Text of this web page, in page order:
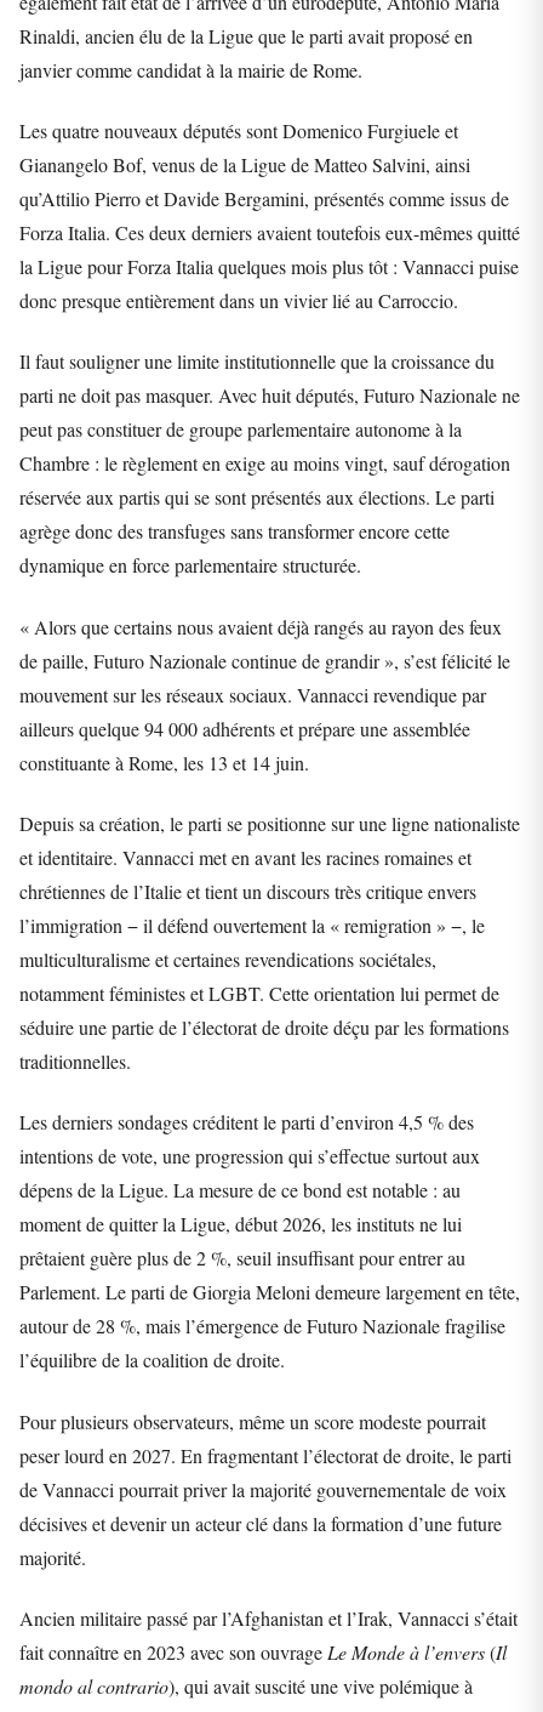
Rinaldi, ancien élu de la Ligue que le parti avait proposé en
janvier comme candidat à la mairie de Rome.
Les quatre nouveaux députés sont Domenico Furgiuele et
Gianangelo Bof, venus de la Ligue de Matteo Salvini, ainsi
qu’Attilio Pierro et Davide Bergamini, présentés comme issus de
Forza Italia. Ces deux derniers avaient toutefois eux-mêmes quitté
la Ligue pour Forza Italia quelques mois plus tôt : Vannacci puise
donc presque entièrement dans un vivier lié au Carroccio.
Il faut souligner une limite institutionnelle que la croissance du
parti ne doit pas masquer. Avec huit députés, Futuro Nazionale ne
peut pas constituer de groupe parlementaire autonome à la
Chambre : le règlement en exige au moins vingt, sauf dérogation
réservée aux partis qui se sont présentés aux élections. Le parti
agrège donc des transfuges sans transformer encore cette
dynamique en force parlementaire structurée.
« Alors que certains nous avaient déjà rangés au rayon des feux
de paille, Futuro Nazionale continue de grandir », s’est félicité le
mouvement sur les réseaux sociaux. Vannacci revendique par
ailleurs quelque 94 000 adhérents et prépare une assemblée
constituante à Rome, les 13 et 14 juin.
Depuis sa création, le parti se positionne sur une ligne nationaliste
et identitaire. Vannacci met en avant les racines romaines et
chrétiennes de l’Italie et tient un discours très critique envers
l’immigration − il défend ouvertement la « remigration » −, le
multiculturalisme et certaines revendications sociétales,
notamment féministes et LGBT. Cette orientation lui permet de
séduire une partie de l’électorat de droite déçu par les formations
traditionnelles.
Les derniers sondages créditent le parti d’environ 4,5 % des
intentions de vote, une progression qui s’effectue surtout aux
dépens de la Ligue. La mesure de ce bond est notable : au
moment de quitter la Ligue, début 2026, les instituts ne lui
prêtaient guère plus de 2 %, seuil insuffisant pour entrer au
Parlement. Le parti de Giorgia Meloni demeure largement en tête,
autour de 28 %, mais l’émergence de Futuro Nazionale fragilise
l’équilibre de la coalition de droite.
Pour plusieurs observateurs, même un score modeste pourrait
peser lourd en 2027. En fragmentant l’électorat de droite, le parti
de Vannacci pourrait priver la majorité gouvernementale de voix
décisives et devenir un acteur clé dans la formation d’une future
majorité.
Ancien militaire passé par l’Afghanistan et l’Irak, Vannacci s’était
fait connaître en 2023 avec son ouvrageLe Monde à l’envers(Il
mondo al contrario), qui avait suscité une vive polémique à